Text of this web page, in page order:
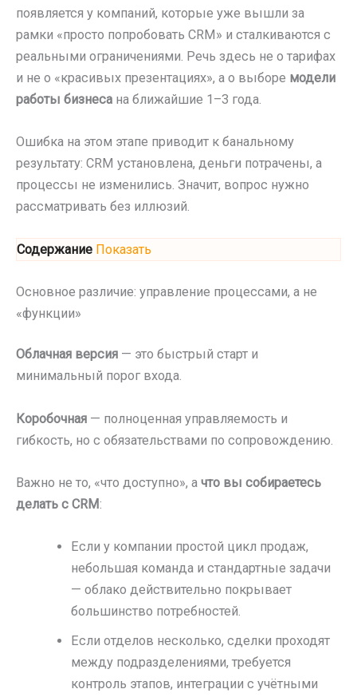
появляется у компаний, которые уже вышли за
рамки «просто попробовать CRM» и сталкиваются с
реальными ограничениями. Речь здесь не о тарифах
и не о «красивых презентациях», а о выборе модели
работы бизнеса на ближайшие 1–3 года.
Ошибка на этом этапе приводит к банальному
результату: CRM установлена, деньги потрачены, а
процессы не изменились. Значит, вопрос нужно
рассматривать без иллюзий.
Содержание Показать
Основное различие: управление процессами, а не
«функции»
Облачная версия — это быстрый старт и
минимальный порог входа.
Коробочная — полноценная управляемость и
гибкость, но с обязательствами по сопровождению.
Важно не то, «что доступно», а что вы собираетесь
делать с CRM:
Если у компании простой цикл продаж,
небольшая команда и стандартные задачи
— облако действительно покрывает
большинство потребностей.
Если отделов несколько, сделки проходят
между подразделениями, требуется
контроль этапов, интеграции с учётными